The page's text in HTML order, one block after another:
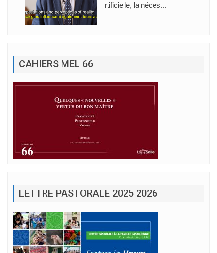
rtificielle, la néces...
CAHIERS MEL 66
LETTRE PASTORALE 2025 2026